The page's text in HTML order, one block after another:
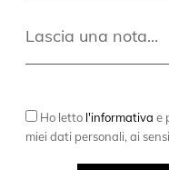
Ho letto l'informativa e
miei dati personali, ai